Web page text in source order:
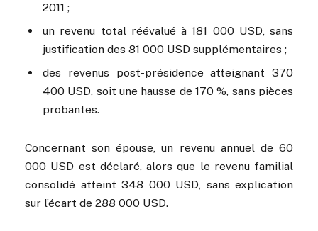
2011 ;
un revenu total réévalué à 181 000 USD, sans
justification des 81 000 USD supplémentaires ;
des revenus post-présidence atteignant 370
400 USD, soit une hausse de 170 %, sans pièces
probantes.
Concernant son épouse, un revenu annuel de 60
000 USD est déclaré, alors que le revenu familial
consolidé atteint 348 000 USD, sans explication
sur l’écart de 288 000 USD.